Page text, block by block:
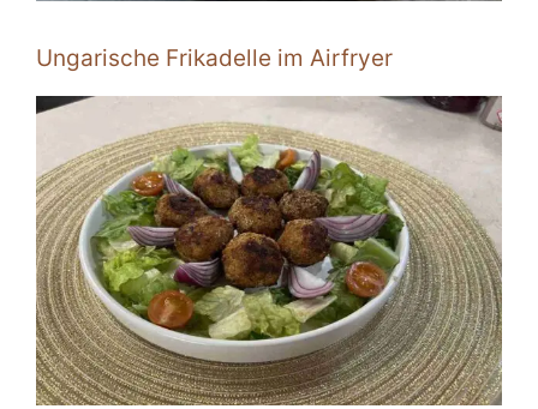
Ungarische Frikadelle im Airfryer